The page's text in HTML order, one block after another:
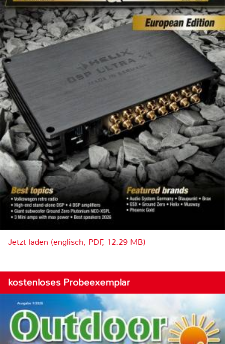
Jetzt laden (englisch, PDF, 12.29 MB)
kostenloses Probeexemplar